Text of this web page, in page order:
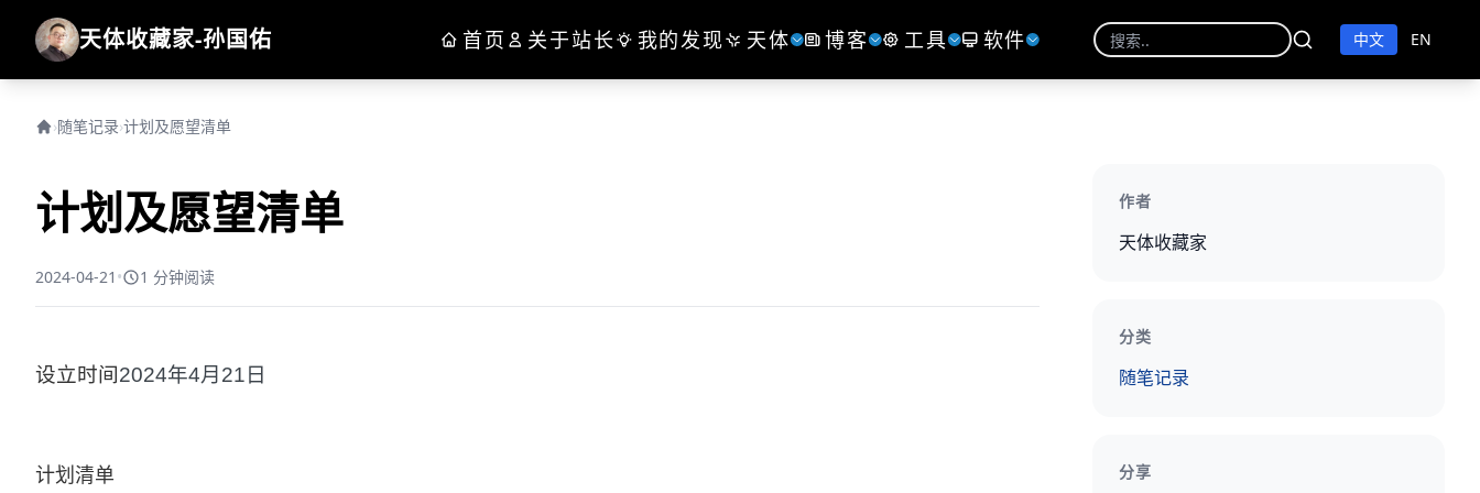
天体收藏家-孙国佑 首页 关于站长 我的发现 天体 博客 工具 软件 中文 EN
›随笔记录›计划及愿望清单
计划及愿望清单
2024-04-21 • 1 分钟阅读
设立时间2024年4月21日
计划清单
作者
天体收藏家
分类
随笔记录
分享